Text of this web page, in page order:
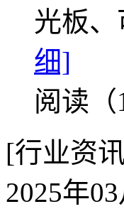
光板
细]
阅读（
[行业资
2025年03